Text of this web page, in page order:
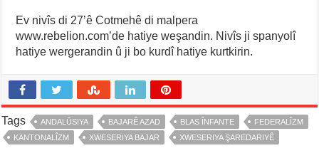
Ev nivîs di 27’ê Cotmehê di malpera
www.rebelion.com’de hatiye weşandin. Nivîs ji spanyolî
hatiye wergerandin û ji bo kurdî hatiye kurtkirin.
Tags ANDALÛSIYA BAJARÊ AZAD BLAS ÎNFANTE
FEDERALÎZM
KANTONALÎZM
XWESERIYA BAJAR XWESERIYA ŞAREDARIYÊ